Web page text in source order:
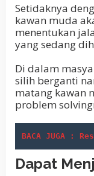
Setidaknya
kawan muda
menentukan
yang sedang
Di dalam
silih berganti
matang kawan
problem
BACA JUGA :
Dapat